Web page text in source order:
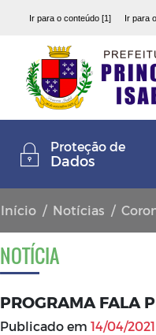
Ir para o conteúdo [1] Ir para
Proteção de
Dados
Início Notícias
NOTÍCIA
PROGRAMA FALA
Publicado em 14/04/